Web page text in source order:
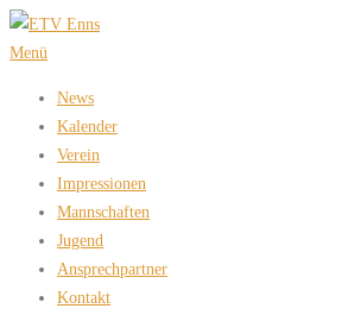
Zum
Inhalt
Menü
News
Kalender
Verein
Impressionen
Mannschaften
Jugend
Ansprechpartner
Kontakt